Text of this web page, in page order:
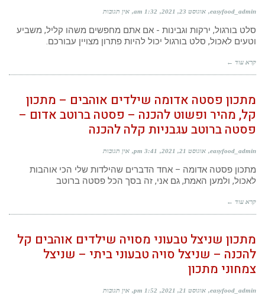
easyfood_admin אוגוסט 23, 2021 1:32 am אין תגובות
סלט בורגול, ירקות וגבינות - אם אתם מחפשים משהו קליל, משביע
וטעים לאכול, סלט בורגול יכול להיות פתרון מצויין עבורכם.
קרא עוד ←
מתכון פסטה אדומה שילדים אוהבים – מתכון
קל, מהיר ופשוט להכנה – פסטה ברוטב אדום –
פסטה ברוטב עגבניות קלה להכנה
easyfood_admin אוגוסט 21, 2021 3:41 pm אין תגובות
מתכון פסטה אדומה – אחד הדברים שהילדות שלי הכי אוהבות
לאכול, ולמען האמת, גם אני, זה בסך הכל פסטה ברוטב
קרא עוד ←
מתכון שניצל טבעוני מסויה שילדים אוהבים קל
להכנה – שניצל סויה טבעוני ביתי – שניצל
צמחוני מתכון
easyfood_admin אוגוסט 21, 2021 1:52 pm אין תגובות